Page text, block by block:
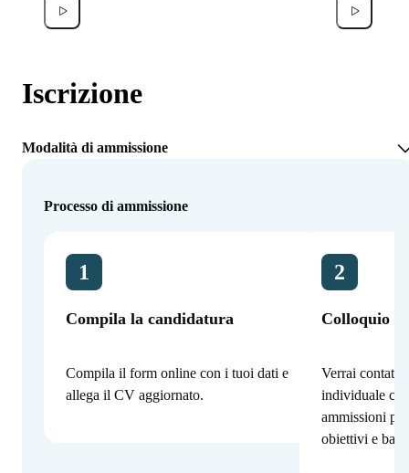
Iscrizione
Modalità di ammissione
Processo di ammissione
1
Compila la candidatura
Compila il form online con i tuoi dati e
allega il CV aggiornato.
2
Colloquio
Verrai
individuale
ammissioni
obiettivi e